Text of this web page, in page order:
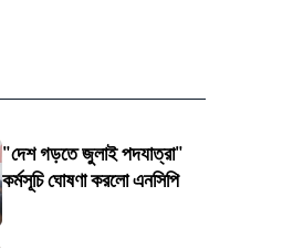
"দেশ গড়তে জুলাই পদযাত্রা"
কর্মসূচি ঘোষণা করলো এনসিপি